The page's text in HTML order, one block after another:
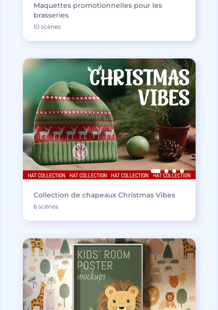
Maquettes promotionnelles pour les
brasseries
10 scènes
Collection de chapeaux Christmas Vibes
6 scènes